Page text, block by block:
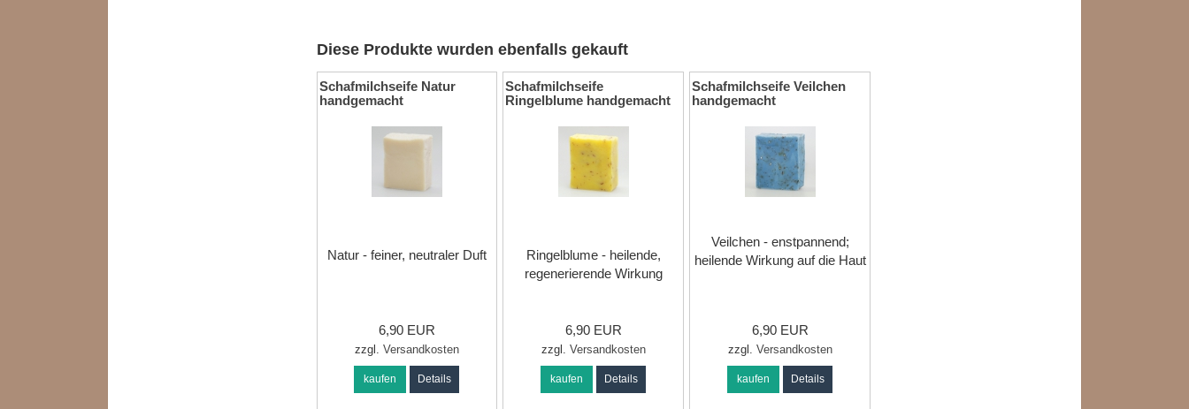
Diese Produkte wurden ebenfalls gekauft
Schafmilchseife Natur
handgemacht
Natur - feiner, neutraler Duft
6,90 EUR
zzgl. Versandkosten
kaufen Details
Schafmilchseife
Ringelblume handgemacht
Ringelblume - heilende,
regenerierende Wirkung
6,90 EUR
zzgl. Versandkosten
kaufen Details
Schafmilchseife Veilchen
handgemacht
Veilchen - enstpannend;
heilende Wirkung auf die Haut
6,90 EUR
zzgl. Versandkosten
kaufen Details